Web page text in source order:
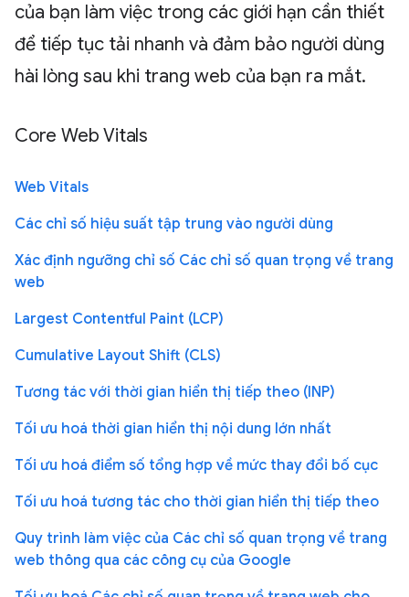
của bạn làm việc trong các giới hạn cần thiết
để tiếp tục tải nhanh và đảm bảo người dùng
hài lòng sau khi trang web của bạn ra mắt.
Core Web Vitals
Web Vitals
Các chỉ số hiệu suất tập trung vào người dùng
Xác định ngưỡng chỉ số Các chỉ số quan trọng về trang
web
Largest Contentful Paint (LCP)
Cumulative Layout Shift (CLS)
Tương tác với thời gian hiển thị tiếp theo (INP)
Tối ưu hoá thời gian hiển thị nội dung lớn nhất
Tối ưu hoá điểm số tổng hợp về mức thay đổi bố cục
Tối ưu hoá tương tác cho thời gian hiển thị tiếp theo
Quy trình làm việc của Các chỉ số quan trọng về trang
web thông qua các công cụ của Google